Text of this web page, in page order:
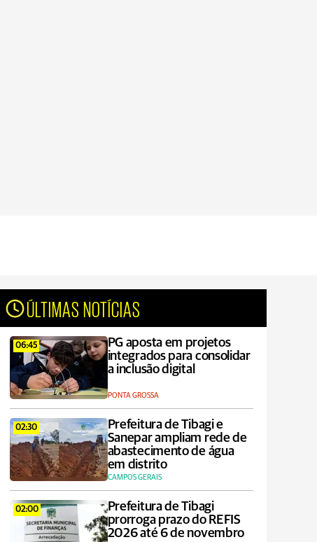
ÚLTIMAS NOTÍCIAS
06:45
PG aposta em projetos
integrados para consolidar
a inclusão digital
PONTA GROSSA
02:30
Prefeitura de Tibagi e
Sanepar ampliam rede de
abastecimento de água
em distrito
CAMPOS GERAIS
02:00
Prefeitura de Tibagi
prorroga prazo do REFIS
2026 até 6 de novembro